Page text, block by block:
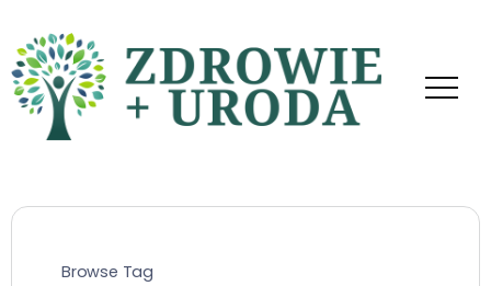
Browse Tag